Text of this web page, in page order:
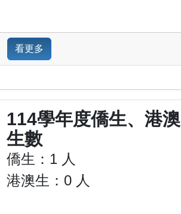
看更多
114學年度僑生、港澳
生數
僑生：1 人
港澳生：0 人